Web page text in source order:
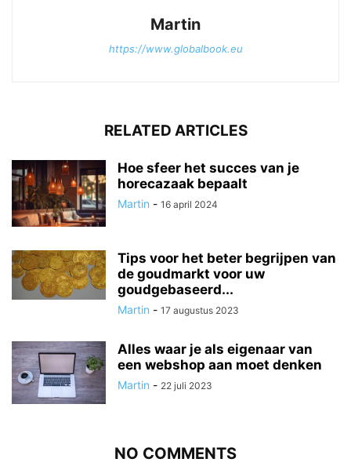
Martin
https://www.globalbook.eu
RELATED ARTICLES
Hoe sfeer het succes van je
horecazaak bepaalt
Martin - 16 april 2024
Tips voor het beter begrijpen van
de goudmarkt voor uw
goudgebaseerd...
Martin - 17 augustus 2023
Alles waar je als eigenaar van
een webshop aan moet denken
Martin - 22 juli 2023
NO COMMENTS